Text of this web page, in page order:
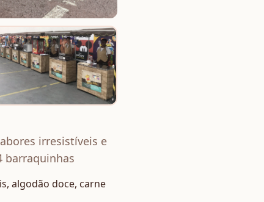
irresistíveis e
barraquinhas
algodão doce, carne